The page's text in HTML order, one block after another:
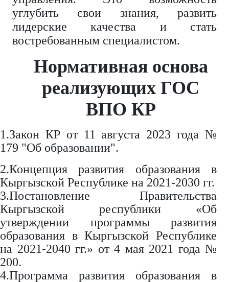
углубить свои знания, развить
лидерские качества и стать
востребованным специалистом.
Нормативная основа
реализующих ГОС
ВПО КР
1.Закон КР от 11 августа 2023 года №
179 "Об образовании".
2.Концепция развития образования в
Кыргызской Республике на 2021-2030 гг.
3.Постановление Правительства
Кыргызской республики «Об
утверждении программы развития
образования в Кыргызской Республике
на 2021-2040 гг.» от 4 мая 2021 года №
200.
4.Программа развития образования в